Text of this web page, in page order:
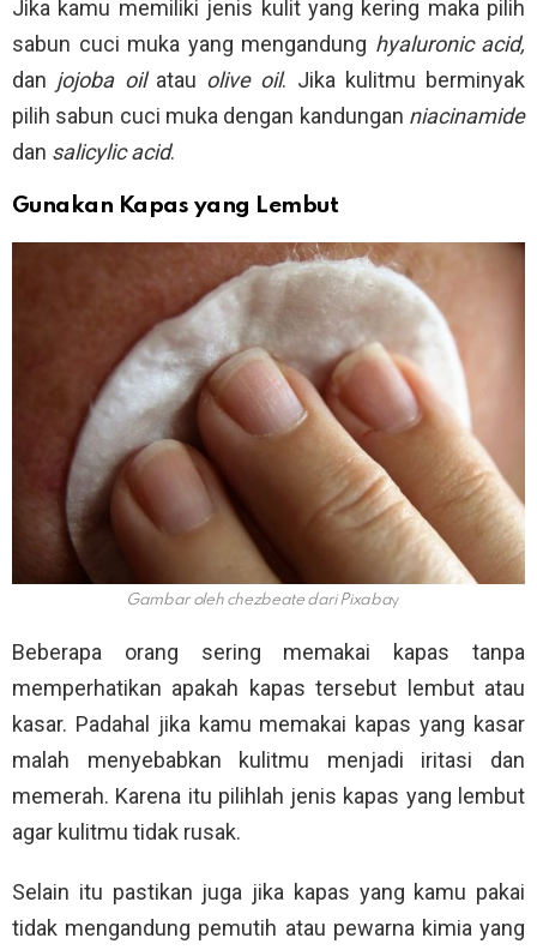
Jika kamu memiliki jenis kulit yang kering maka pilih
sabun cuci muka yang mengandung hyaluronic acid,
dan jojoba oilatau olive oil. Jika kulitmu berminyak
pilih sabun cuci muka dengan kandungan niacinamide
dan salicylic acid.
Gunakan Kapas yang Lembut
Gambar oleh chezbeate dari Pixabay
Beberapa orang sering memakai kapas tanpa
memperhatikan apakah kapas tersebut lembut atau
kasar. Padahal jika kamu memakai kapas yang kasar
malah menyebabkan kulitmu menjadi iritasi dan
memerah. Karena itu pilihlah jenis kapas yang lembut
agar kulitmu tidak rusak.
Selain itu pastikan juga jika kapas yang kamu pakai
tidak mengandung pemutih atau pewarna kimia yang